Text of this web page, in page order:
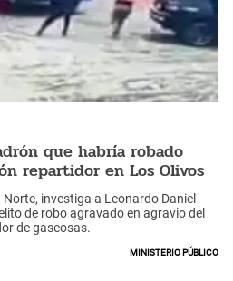
que habría robado
repartidor en Los Olivos
investiga a Leonardo Daniel
de robo agravado en agravio del
de gaseosas.
Ministerio Público